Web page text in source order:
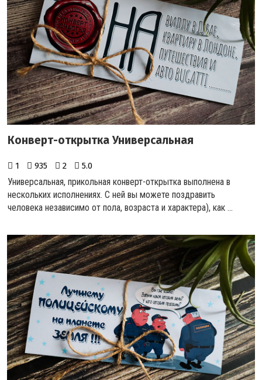
Конверт-открытка Универсальная
1 935 2 5.0
Универсальная, прикольная конверт-открытка выполнена в
нескольких исполнениях. С ней вы можете поздравить
человека независимо от пола, возраста и характера), как ...